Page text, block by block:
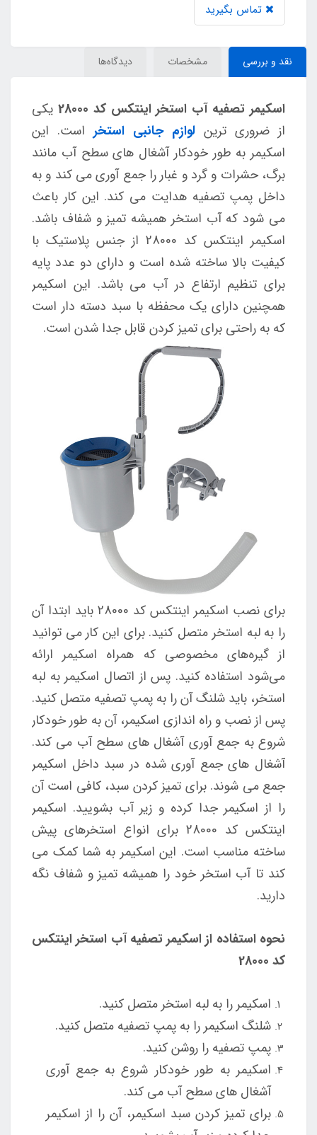
تماس بگیرید
نقد و بررسی مشخصات دیدگاه‌ها
اسکیمر تصفیه آب استخر اینتکس کد 28000
یکی
از ضروری ترین لوازم جانبی استخر است. این
اسکیمر به طور خودکار آشغال های سطح آب مانند
برگ، حشرات و گرد و غبار را جمع آوری می کند و به
داخل پمپ تصفیه هدایت می کند. این کار باعث
می شود که آب استخر همیشه تمیز و شفاف باشد.
اسکیمر اینتکس کد 28000 از جنس پلاستیک با
کیفیت بالا ساخته شده است و دارای دو عدد پایه
برای تنظیم ارتفاع در آب می باشد. این اسکیمر
همچنین دارای یک محفظه با سبد دسته دار است
که به راحتی برای تمیز کردن قابل جدا شدن است.
برای نصب اسکیمر اینتکس کد 28000 باید ابتدا آن
را به لبه استخر متصل کنید. برای این کار می توانید
از گیره‌های مخصوصی که همراه اسکیمر ارائه
می‌شود استفاده کنید. پس از اتصال اسکیمر به لبه
استخر، باید شلنگ آن را به پمپ تصفیه متصل کنید.
پس از نصب و راه اندازی اسکیمر، آن به طور خودکار
شروع به جمع آوری آشغال های سطح آب می کند.
آشغال های جمع آوری شده در سبد داخل اسکیمر
جمع می شوند. برای تمیز کردن سبد، کافی است آن
را از اسکیمر جدا کرده و زیر آب بشویید. اسکیمر
اینتکس کد 28000 برای انواع استخرهای پیش
ساخته مناسب است. این اسکیمر به شما کمک می
کند تا آب استخر خود را همیشه تمیز و شفاف نگه
دارید.
نحوه استفاده از اسکیمر تصفیه آب استخر اینتکس
کد 28000
اسکیمر را به لبه استخر متصل کنید.
شلنگ اسکیمر را به پمپ تصفیه متصل کنید.
پمپ تصفیه را روشن کنید.
اسکیمر به طور خودکار شروع به جمع آوری
آشغال های سطح آب می کند.
برای تمیز کردن سبد اسکیمر، آن را از اسکیمر